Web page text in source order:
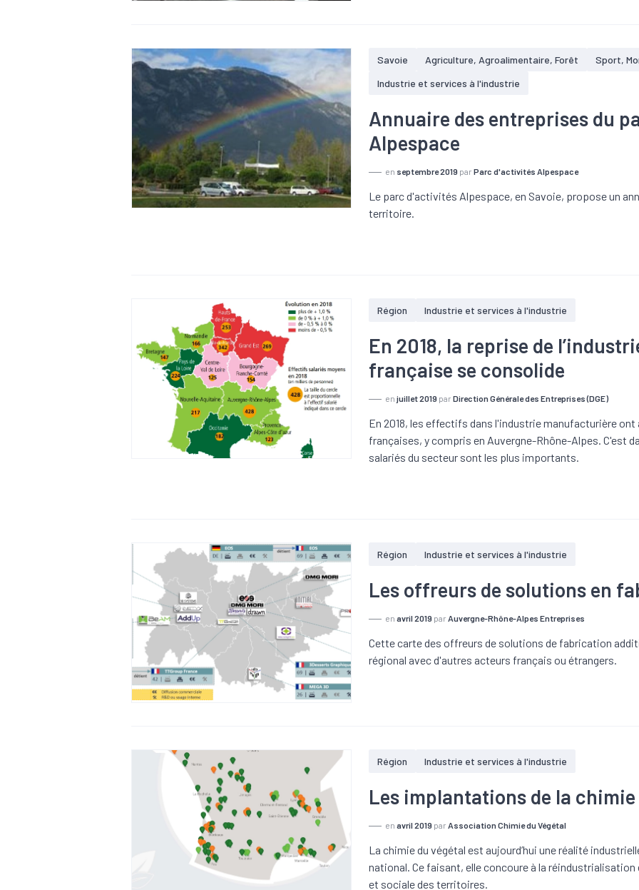
Savoie Agriculture, Agroalimentaire, Forêt
Sport,
Industrie et services à l'industrie
Annuaire des entreprises du
Alpespace
en septembre 2019 parParc d'activités Alpespace
Le parc d'activités Alpespace, en Savoie, propose un
territoire.
Région Industrie et services à l'industrie
En 2018, la reprise de
française se consolide
enjuillet 2019 parDirection Générale des Entreprises (DGE)
En 2018, les effectifs dans l'industrie manufacturière
françaises, y compris en Auvergne-Rhône-Alpes. C'est
salariés du secteur sont les plus importants.
Région Industrie et services à l'industrie
Les offreurs de solutions en
enavril 2019 parAuvergne-Rhône-Alpes Entreprises
Cette carte des offreurs de solutions de fabrication
régional avec d'autres acteurs français ou étrangers.
Région Industrie et services à l'industrie
Les implantations de la
enavril 2019 parAssociation Chimie du Végétal
La chimie du végétal est aujourd’hui une réalité
national. Ce faisant, elle concoure à la
et sociale des territoires.